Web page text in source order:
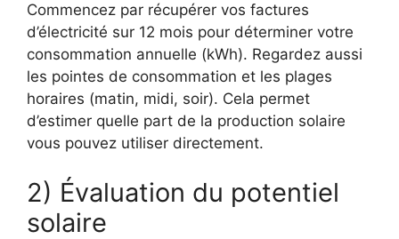
Commencez par récupérer vos factures
d’électricité sur 12 mois pour déterminer votre
consommation annuelle (kWh). Regardez aussi
les pointes de consommation et les plages
horaires (matin, midi, soir). Cela permet
d’estimer quelle part de la production solaire
vous pouvez utiliser directement.
2) Évaluation du potentiel
solaire